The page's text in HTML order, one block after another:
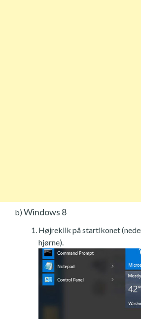
b) Windows 8
Højreklik på startikonet
hjørne).